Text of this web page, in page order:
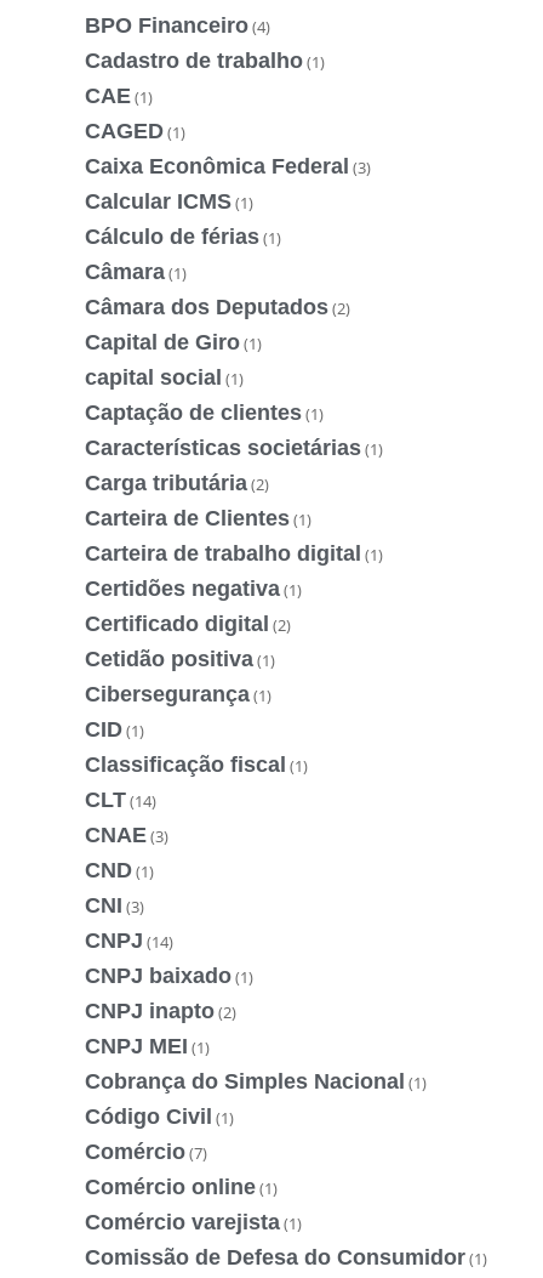
BPO Financeiro(4)
Cadastro de trabalho(1)
CAE(1)
CAGED(1)
Caixa Econômica Federal (3)
Calcular ICMS(1)
Cálculo de férias(1)
Câmara(1)
Câmara dos Deputados(2)
Capital de Giro(1)
capital social (1)
Captação de clientes(1)
Características societárias(1)
Carga tributária(2)
Carteira de Clientes(1)
Carteira de trabalho digital (1)
Certidões negativa(1)
Certificado digital (2)
Cetidão positiva(1)
Cibersegurança(1)
CID(1)
Classificação fiscal (1)
CLT(14)
CNAE(3)
CND(1)
CNI (3)
CNPJ (14)
CNPJ baixado(1)
CNPJ inapto(2)
CNPJ MEI (1)
Cobrança do Simples Nacional (1)
Código Civil (1)
Comércio(7)
Comércio online(1)
Comércio varejista(1)
Comissão de Defesa do Consumidor(1)